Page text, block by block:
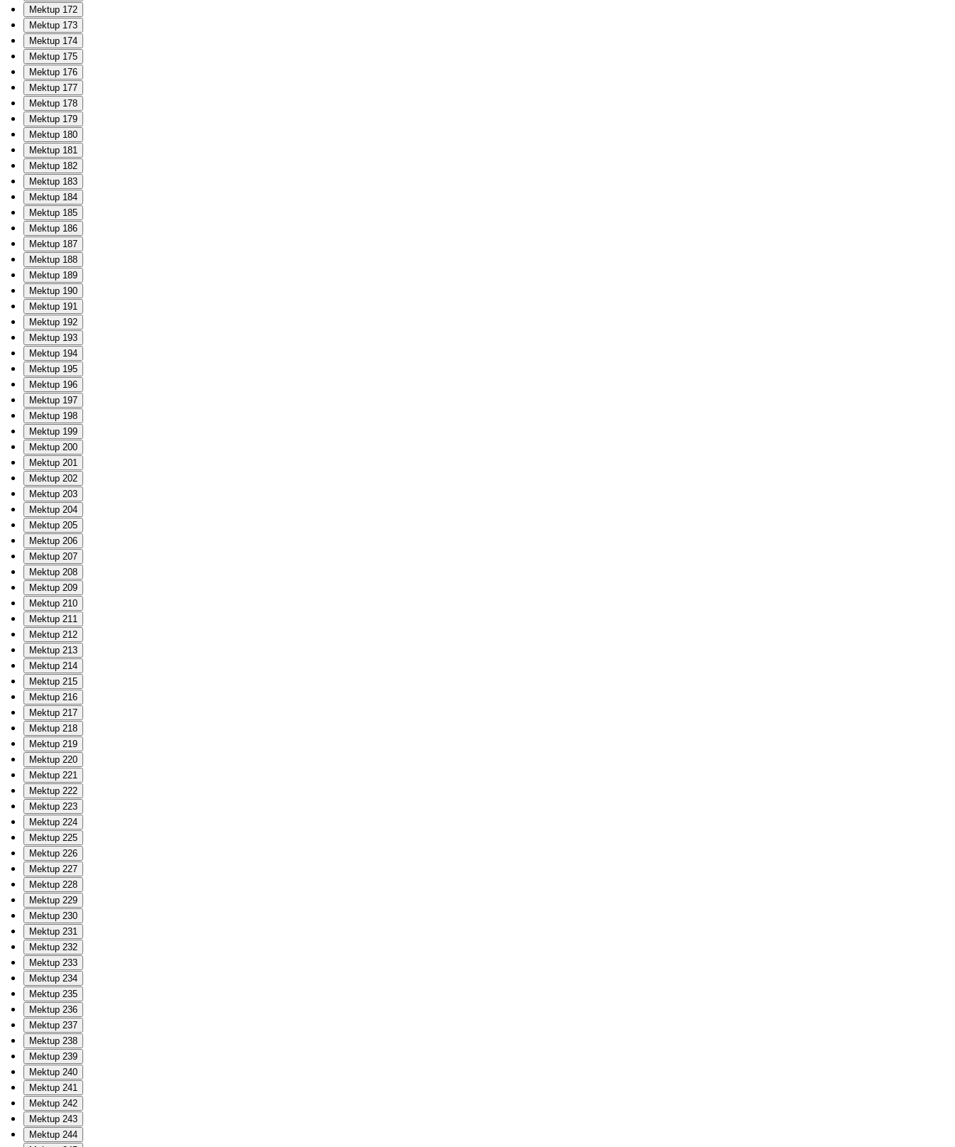
Mektup 172
Mektup 173
Mektup 174
Mektup 175
Mektup 176
Mektup 177
Mektup 178
Mektup 179
Mektup 180
Mektup 181
Mektup 182
Mektup 183
Mektup 184
Mektup 185
Mektup 186
Mektup 187
Mektup 188
Mektup 189
Mektup 190
Mektup 191
Mektup 192
Mektup 193
Mektup 194
Mektup 195
Mektup 196
Mektup 197
Mektup 198
Mektup 199
Mektup 200
Mektup 201
Mektup 202
Mektup 203
Mektup 204
Mektup 205
Mektup 206
Mektup 207
Mektup 208
Mektup 209
Mektup 210
Mektup 211
Mektup 212
Mektup 213
Mektup 214
Mektup 215
Mektup 216
Mektup 217
Mektup 218
Mektup 219
Mektup 220
Mektup 221
Mektup 222
Mektup 223
Mektup 224
Mektup 225
Mektup 226
Mektup 227
Mektup 228
Mektup 229
Mektup 230
Mektup 231
Mektup 232
Mektup 233
Mektup 234
Mektup 235
Mektup 236
Mektup 237
Mektup 238
Mektup 239
Mektup 240
Mektup 241
Mektup 242
Mektup 243
Mektup 244